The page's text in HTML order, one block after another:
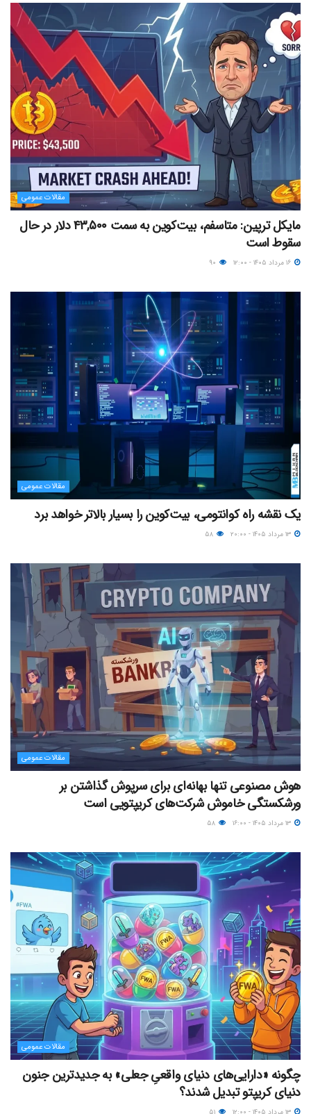
مقالات عمومی
مایکل ترپین: متاسفم، بیت‌کوین به سمت ۴۳,۵۰۰ دلار در حال
سقوط است
مقالات عمومی
یک نقشه راه کوانتومی، بیت‌کوین را بسیار بالاتر خواهد برد
مقالات عمومی
هوش مصنوعی تنها بهانه‌ای برای سرپوش گذاشتن بر
ورشکستگی خاموش شرکت‌های کریپتویی است
مقالات عمومی
چگونه «دارایی‌های دنیای واقعیِ جعلی» به جدیدترین جنون
دنیای کریپتو تبدیل شدند؟